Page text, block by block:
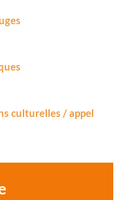
culturelles / appel